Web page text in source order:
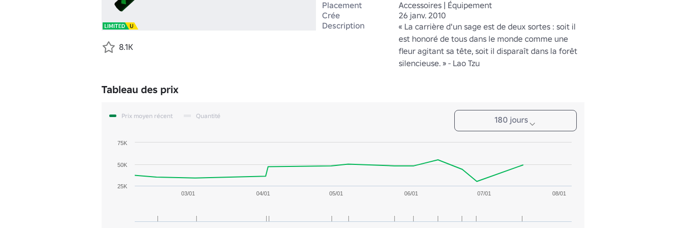
Placement
Accessoires | Équipement
Crée
26 janv. 2010
Description
« La carrière d'un sage est de deux sortes : soit il
est honoré de tous dans le monde comme une
fleur agitant sa tête, soit il disparaît dans la forêt
silencieuse. » - Lao Tzu
8.1K
Tableau des prix
180 jours
Prix moyen récent Quantité
03/01 04/01 05/01 06/01 07/01 08/01
25K
50K
75K